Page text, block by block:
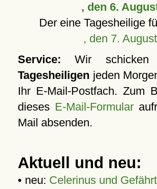
, den 6.
Der eine Tagesheilige
, den 7. August
Service: Wir schicken
Tagesheiligen jeden
Ihr E-Mail-Postfach. Zum
dieses E-Mail-Formular
Mail absenden.
Aktuell und neu:
• neu: Celerinus und